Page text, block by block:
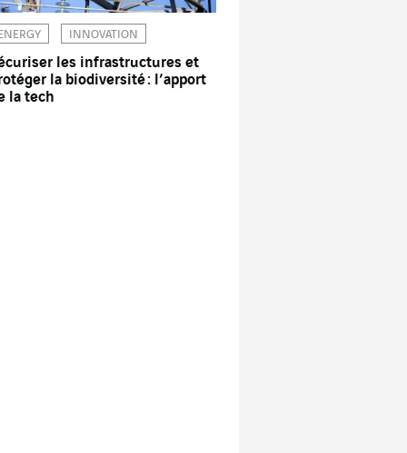
INNOVATION
les infrastructures et
la biodiversité : l’apport
la tech